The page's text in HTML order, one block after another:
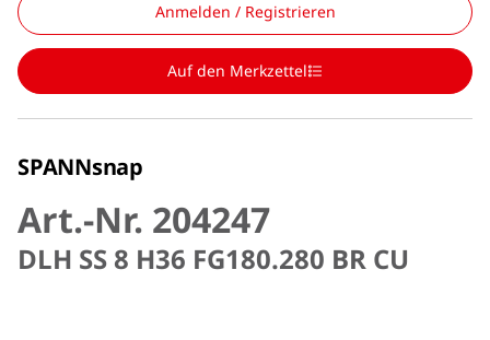
Anmelden / Registrieren
Auf den Merkzettel
SPANNsnap
Art.-Nr. 204247
DLH SS 8 H36 FG180.280 BR CU